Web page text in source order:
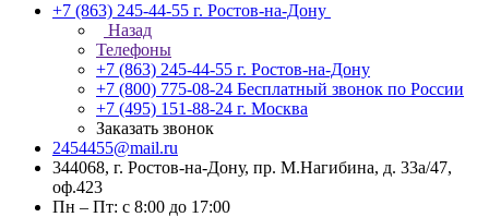
+7 (863) 245-44-55 г. Ростов-на-Дону
Назад
Телефоны
+7 (863) 245-44-55 г. Ростов-на-Дону
+7 (800) 775-08-24 Бесплатный звонок по России
+7 (495) 151-88-24 г. Москва
Заказать звонок
2454455@mail.ru
344068, г. Ростов-на-Дону, пр. М.Нагибина, д. 33а/47,
оф.423
Пн – Пт: с 8:00 до 17:00